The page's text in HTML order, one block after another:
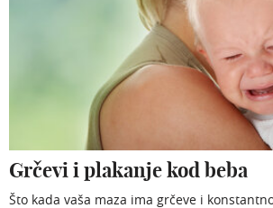
Grčevi i plakanje kod beba
Što kada vaša maza ima grčeve i